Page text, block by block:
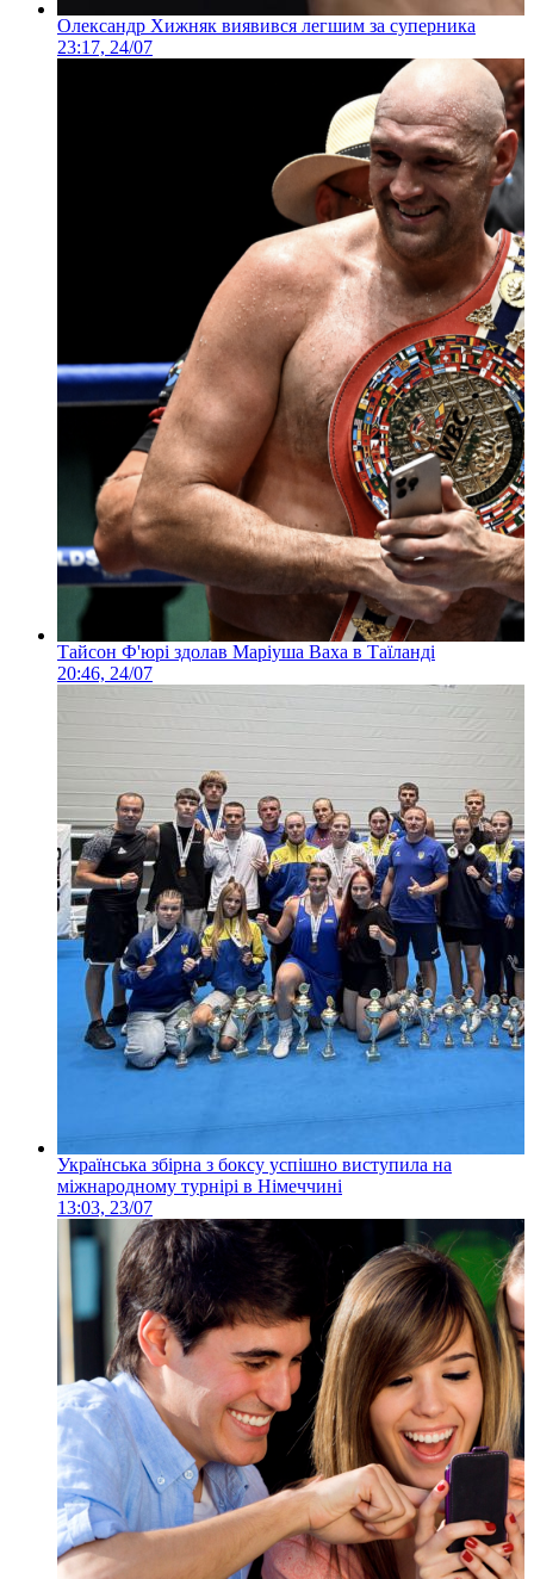
Олександр Хижняк виявився легшим за суперника
23:17, 24/07
Тайсон Ф'юрі здолав Маріуша Ваха в Таїланді
20:46, 24/07
Українська збірна з боксу успішно виступила на
міжнародному турнірі в Німеччині
13:03, 23/07